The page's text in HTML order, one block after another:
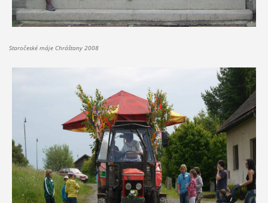
Staročeské máje Chráštany 2008